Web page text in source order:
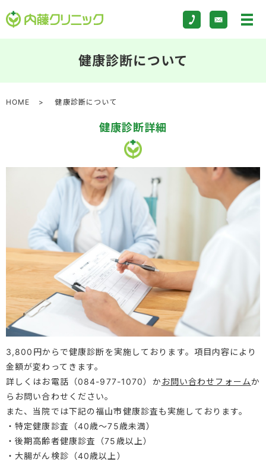
健康診断について
HOME 健康診断について
健康診断詳細
3,800円からで健康診断を実施しております。項目内容により
金額が変わってきます。
詳しくはお電話（084-977-1070）か お問い合わせフォームか
らお問い合わせください。
また、当院では下記の福山市健康診査も実施しております。
・特定健康診査（40歳～75歳未満）
・後期高齢者健康診査（75歳以上）
・大腸がん検診（40歳以上）